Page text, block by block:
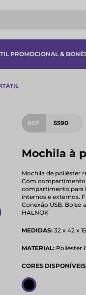
PROMOCIONAL &
REF 5590
Mochila à
Mochila de poliéster
Com compartimento
compartimento para
internos e externos.
Conexão USB. Bolso
HALNOK
MEDIDAS:32 x 42 x
MATERIAL:Poliéster
CORES